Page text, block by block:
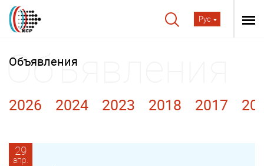
Рус
Объявления
2026 2024 2023 2018 2017
29
апр.